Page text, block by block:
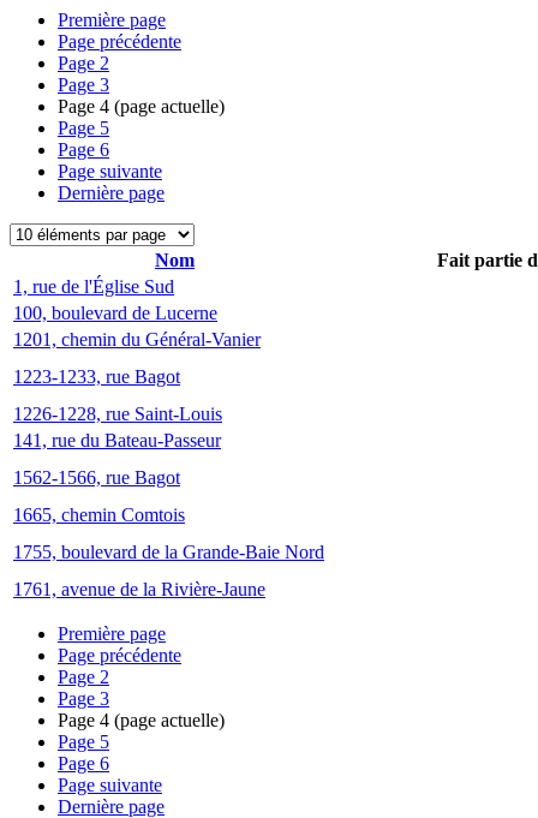
Première page
Page précédente
Page 2
Page 3
Page 4 (page actuelle)
Page 5
Page 6
Page suivante
Dernière page
Nom
Fait partie
1, rue de l'Église Sud
100, boulevard de Lucerne
1201, chemin du Général-Vanier
1223-1233, rue Bagot
1226-1228, rue Saint-Louis
141, rue du Bateau-Passeur
1562-1566, rue Bagot
1665, chemin Comtois
1755, boulevard de la Grande-Baie Nord
1761, avenue de la Rivière-Jaune
Première page
Page précédente
Page 2
Page 3
Page 4 (page actuelle)
Page 5
Page 6
Page suivante
Dernière page